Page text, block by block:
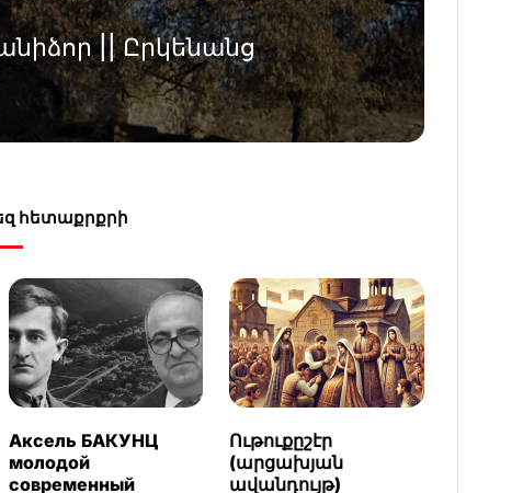
|| Ըրկենանց
հետաքրքրի
Аксель БАКУНЦ
молодой
современный
Ութուքըշէր
(արցախյան
ավանդույթ)